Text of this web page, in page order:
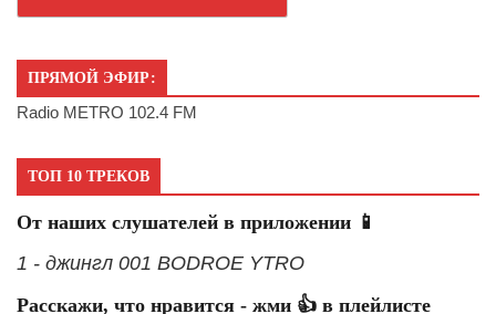
ПРЯМОЙ ЭФИР:
Radio METRO 102.4 FM
ТОП 10 ТРЕКОВ
От наших слушателей в приложении 📱
1 - джингл 001 BODROE YTRO
Расскажи, что нравится - жми 👍 в плейлисте